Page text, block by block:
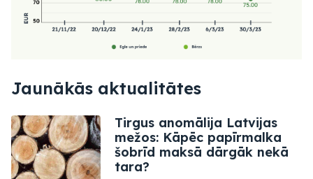
Jaunākās aktualitātes
Tirgus anomālija Latvijas
mežos: Kāpēc papīrmalka
šobrīd maksā dārgāk nekā
tara?